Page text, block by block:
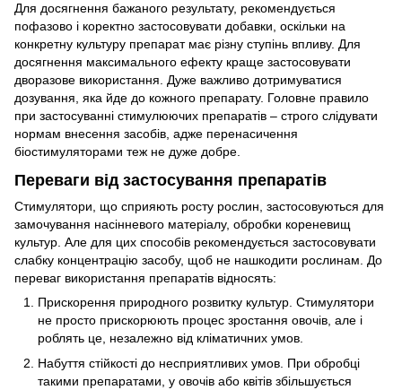
Для досягнення бажаного результату, рекомендується
пофазово і коректно застосовувати добавки, оскільки на
конкретну культуру препарат має різну ступінь впливу. Для
досягнення максимального ефекту краще застосовувати
дворазове використання. Дуже важливо дотримуватися
дозування, яка йде до кожного препарату. Головне правило
при застосуванні стимулюючих препаратів – строго слідувати
нормам внесення засобів, адже перенасичення
біостимуляторами теж не дуже добре.
Переваги від застосування препаратів
Стимулятори, що сприяють росту рослин, застосовуються для
замочування насінневого матеріалу, обробки кореневищ
культур. Але для цих способів рекомендується застосовувати
слабку концентрацію засобу, щоб не нашкодити рослинам. До
переваг використання препаратів відносять:
Прискорення природного розвитку культур. Стимулятори
не просто прискорюють процес зростання овочів, але і
роблять це, незалежно від кліматичних умов.
Набуття стійкості до несприятливих умов. При обробці
такими препаратами, у овочів або квітів збільшується